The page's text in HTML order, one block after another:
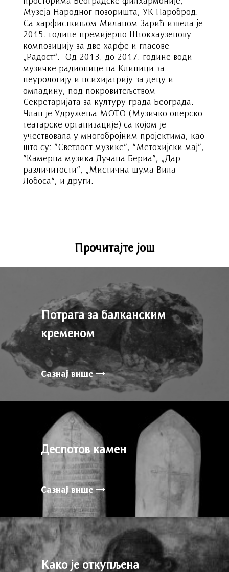
Музеја Народног позоришта, УК Пароброд.
Са харфисткињом Миланом Зарић извела је
2015. године премијерно Штокхаузенову
композицију за две харфе и гласове
„Радост“. Од 2013. до 2017. године води
музичке радионице на Клиници за
неурологију и психијатрију за децу и
омладину, под покровитељством
Секретаријата за културу града Београда.
Члан је Удружења МОТО (Музичко оперско
театарске организације) са којом је
учествовала у многобројним пројектима, као
што су: ”Светлост музике”, “Метохијски мај”,
”Камерна музика Лучана Бериа”, „Дар
различитости“, „Мистична шума Вила
Лобоса“, и други.
Прочитајте још
Потрага за балканским
кременом
Сазнај више
Деспотов камен
Сазнај више
Како је откупљена